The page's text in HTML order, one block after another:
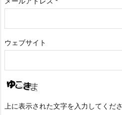
ウェブサイト
上に表示された文字を入力してくださ